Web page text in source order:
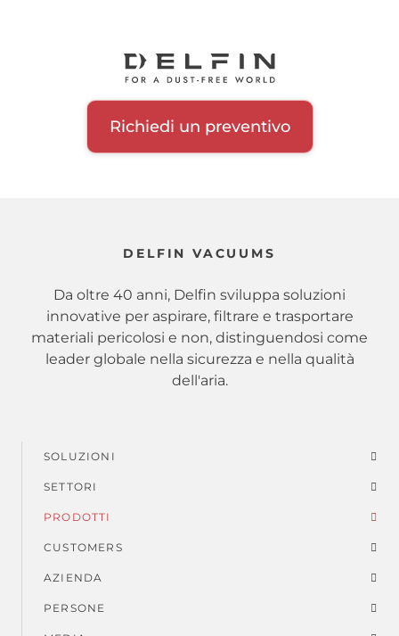
Richiedi un preventivo
DELFIN VACUUMS
Da oltre 40 anni, Delfin sviluppa soluzioni
innovative per aspirare, filtrare e trasportare
materiali pericolosi e non, distinguendosi come
leader globale nella sicurezza e nella qualità
dell'aria.
Menu
di
piè
di
pagina
SOLUZIONI
SETTORI
PRODOTTI
CUSTOMERS
AZIENDA
PERSONE